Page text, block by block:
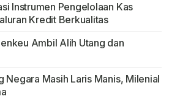
Instrumen Pengelolaan Kas
Kredit Berkualitas
Ambil Alih Utang dan
Negara Masih Laris Manis, Milenial